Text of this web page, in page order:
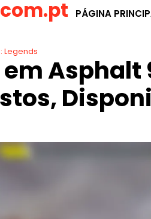
PÁGINA
Legends
Asphalt